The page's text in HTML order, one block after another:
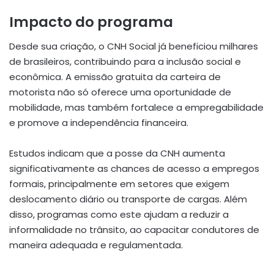
Impacto do programa
Desde sua criação, o CNH Social já beneficiou milhares
de brasileiros, contribuindo para a inclusão social e
econômica. A emissão gratuita da carteira de
motorista não só oferece uma oportunidade de
mobilidade, mas também fortalece a empregabilidade
e promove a independência financeira.
Estudos indicam que a posse da CNH aumenta
significativamente as chances de acesso a empregos
formais, principalmente em setores que exigem
deslocamento diário ou transporte de cargas. Além
disso, programas como este ajudam a reduzir a
informalidade no trânsito, ao capacitar condutores de
maneira adequada e regulamentada.